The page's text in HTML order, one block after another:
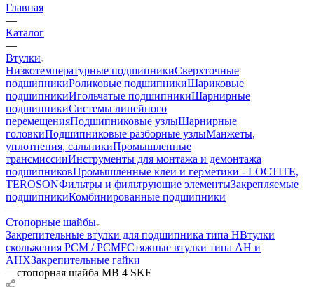
Главная
—
Каталог
—
Втулки
Низкотемпературные подшипникиСверхточные
подшипникиРоликовые подшипникиШариковые
подшипникиИгольчатые подшипникиШарнирные
подшипникиСистемы линейного
перемещенияПодшипниковые узлыШарнирные
головкиПодшипниковые разборные узлыМанжеты,
уплотнения, сальникиПромышленные
трансмиссииИнструменты для монтажа и демонтажа
подшипниковПромышленные клеи и герметики - LOCTITE,
TEROSONФильтры и фильтрующие элементыЗакрепляемые
подшипникиКомбинированные подшипники
—
Стопорные шайбы
Закрепительные втулки для подшипника типа HВтулки
скольжения PCM / PCMFСтяжные втулки типа AH и
AHXЗакрепительные гайки
—стопорная шайба MB 4 SKF